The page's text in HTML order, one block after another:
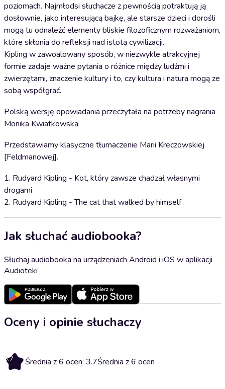
poziomach. Najmłodsi słuchacze z pewnością potraktują ją
dosłownie, jako interesującą bajkę, ale starsze dzieci i dorośli
mogą tu odnaleźć elementy bliskie filozoficznym rozważaniom,
które skłonią do refleksji nad istotą cywilizacji.
Kipling w zawoalowany sposób, w niezwykle atrakcyjnej
formie zadaje ważne pytania o różnice między ludźmi i
zwierzętami, znaczenie kultury i to, czy kultura i natura mogą ze
sobą współgrać.
Polską wersję opowiadania przeczytała na potrzeby nagrania
Monika Kwiatkowska
Przedstawiamy klasyczne tłumaczenie Marii Kreczowskiej
[Feldmanowej].
1. Rudyard Kipling - Kot, który zawsze chadzał własnymi
drogami
2. Rudyard Kipling - The cat that walked by himself
Jak słuchać audiobooka?
Słuchaj audiobooka na urządzeniach Android i iOS w aplikacji
Audioteki
Oceny i opinie słuchaczy
3.7 Średnia z 6 ocen: 3.7Średnia z 6 ocen